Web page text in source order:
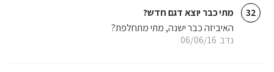
32 מתי כבר יוצא דגם חדש?
נדב 06/06/16
האיביזה כבר ישנה, מתי מתחלפת?